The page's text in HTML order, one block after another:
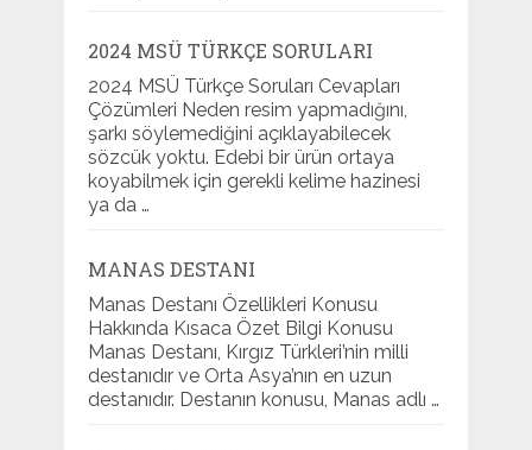
2024 MSÜ TÜRKÇE SORULARI
2024 MSÜ Türkçe Soruları Cevapları
Çözümleri Neden resim yapmadığını,
şarkı söylemediğini açıklayabilecek
sözcük yoktu. Edebi bir ürün ortaya
koyabilmek için gerekli kelime hazinesi
ya da …
MANAS DESTANI
Manas Destanı Özellikleri Konusu
Hakkında Kısaca Özet Bilgi Konusu
Manas Destanı, Kırgız Türkleri’nin milli
destanıdır ve Orta Asya’nın en uzun
destanıdır. Destanın konusu, Manas adlı …